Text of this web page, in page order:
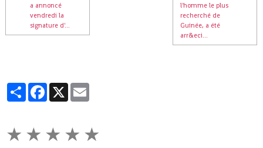
a annoncé
vendredi la
signature d'...
l'homme le plus
recherché de
Guinée, a été
arr&eci...
PartagerFacebook
X
★ ★ ★ ★ ★